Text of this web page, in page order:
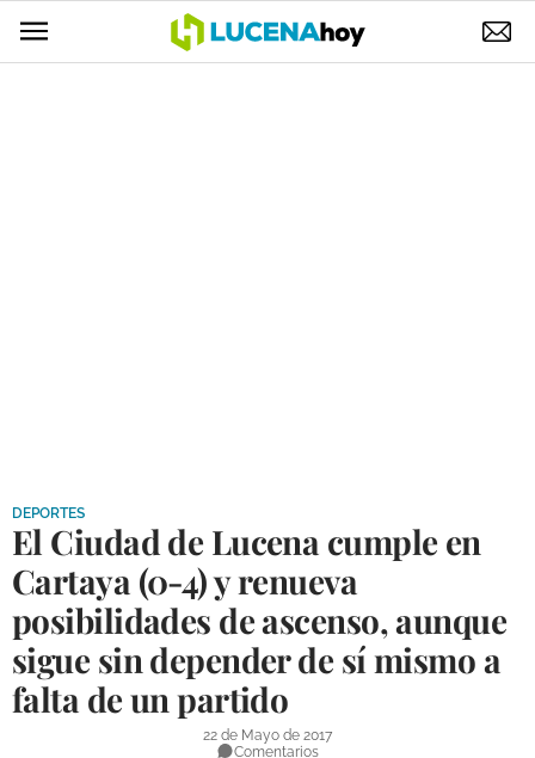
DEPORTES
COMPETICIONES
DEPORTE BASE
OPINIÓN
DEPORTES
El Ciudad de Lucena cumple en
Cartaya (0-4) y renueva
posibilidades de ascenso, aunque
sigue sin depender de sí mismo a
falta de un partido
22 de Mayo de 2017
Comentarios